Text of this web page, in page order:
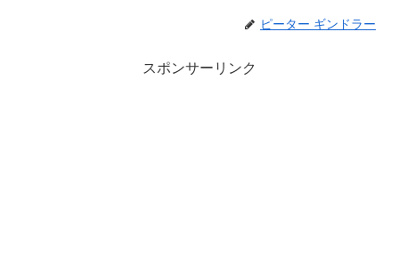
ピーター ギンドラー
スポンサーリンク